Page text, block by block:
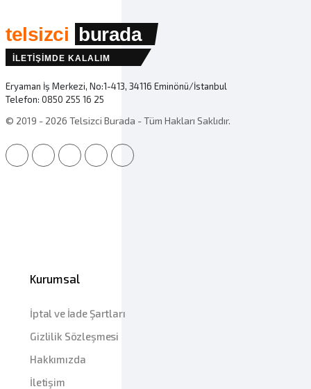
telsizci burada
İLETİŞİMDE KALALIM
Eryaman İş Merkezi, No:1-413, 34116 Eminönü/İstanbul
Telefon: 0850 255 16 25
© 2019 - 2026 Telsizci Burada - Tüm Hakları Saklıdır.
Kurumsal
İptal ve İade Şartları
Gizlilik Sözleşmesi
Hakkımızda
İletişim